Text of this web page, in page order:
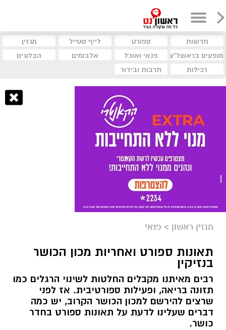
חדשות ספורט לייף סטייל
מגזין
מופעים בראשל"צ
פנאי ואוכל אלבומים
הבלוגים
רכילות
תרבות ובידור
מגזין ראשון > פנאי
תאונות ספורט ואחריות מכון הכושר
בנזיקין
רבים מאיתנו מקבלים החלטות לשינוי הרגלים כמו
תזונה בריאה, ופעילות ספורטיבית. אז לפני
שרצים להירשם למכון הכושר הקרוב, יש כמה
דברים שעלינו לדעת על תאונות ספורט בחדר
כושר.